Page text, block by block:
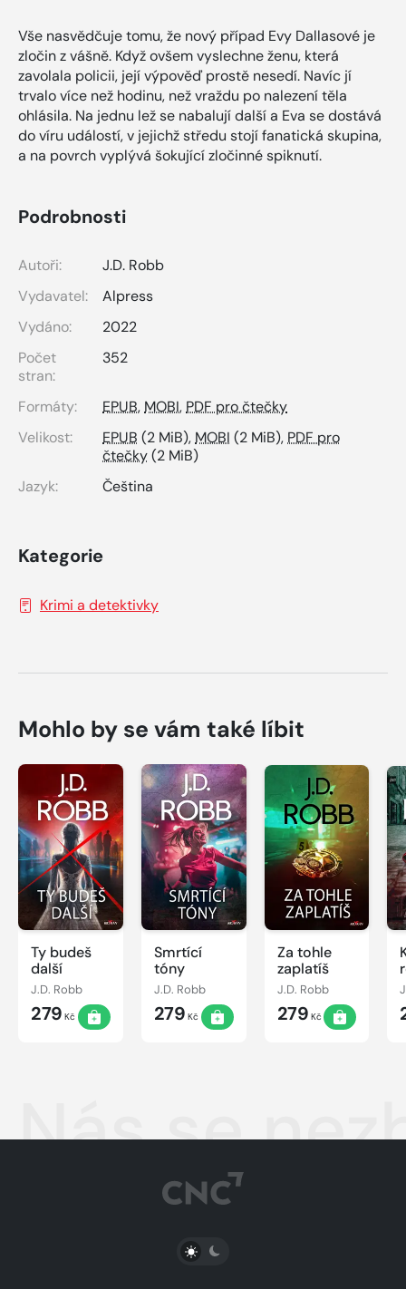
Vše nasvědčuje tomu, že nový případ Evy Dallasové je
zločin z vášně. Když ovšem vyslechne ženu, která
zavolala policii, její výpověď prostě nesedí. Navíc jí
trvalo více než hodinu, než vraždu po nalezení těla
ohlásila. Na jednu lež se nabalují další a Eva se dostává
do víru událostí, v jejichž středu stojí fanatická skupina,
a na povrch vyplývá šokující zločinné spiknutí.
Podrobnosti
Autoři:
J.D. Robb
Vydavatel:
Alpress
Vydáno:
2022
Počet
stran:
352
Formáty: EPUB, MOBI, PDF pro čtečky
Velikost:
EPUB (2 MiB), MOBI (2 MiB), PDF pro
čtečky(2 MiB)
Jazyk:
Čeština
Kategorie
Krimi a detektivky
Mohlo by se vám také líbit
Ty budeš
další
J.D. Robb
279 Kč
Smrtící
tóny
J.D. Robb
279 Kč
Za tohle
zaplatíš
J.D. Robb
279 Kč
Nás se
PŘEPNOUT SVĚTLÝ/TMAVÝ REŽIM